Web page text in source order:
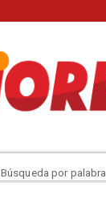
Búsqueda por palabra